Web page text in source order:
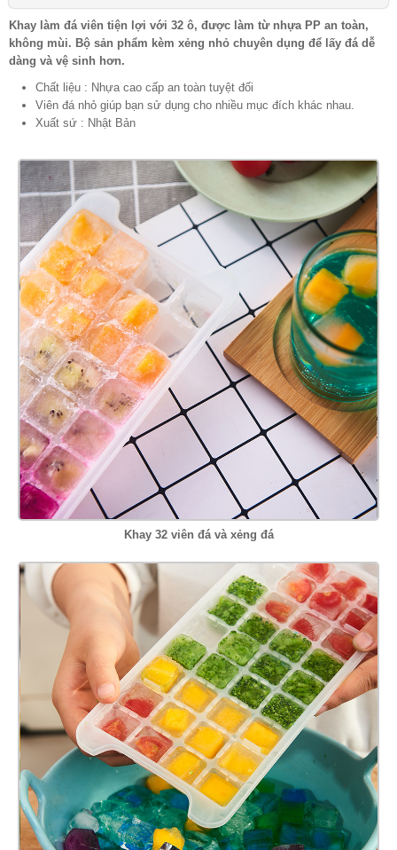
Khay làm đá viên tiện lợi với 32 ô, được làm từ nhựa PP an toàn,
không mùi. Bộ sản phẩm kèm xẻng nhỏ chuyên dụng để lấy đá dễ
dàng và vệ sinh hơn.
Chất liệu : Nhựa cao cấp an toàn tuyệt đối
Viên đá nhỏ giúp bạn sử dụng cho nhiều mục đích khác nhau.
Xuất sứ : Nhật Bản
Khay 32 viên đá và xẻng đá